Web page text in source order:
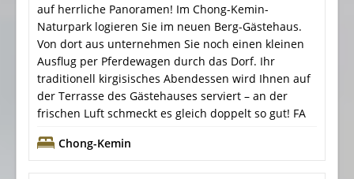
auf herrliche Panoramen! Im Chong-Kemin-
Naturpark logieren Sie im neuen Berg-Gästehaus.
Von dort aus unternehmen Sie noch einen kleinen
Ausflug per Pferdewagen durch das Dorf. Ihr
traditionell kirgisisches Abendessen wird Ihnen auf
der Terrasse des Gästehauses serviert – an der
frischen Luft schmeckt es gleich doppelt so gut! FA
Chong-Kemin